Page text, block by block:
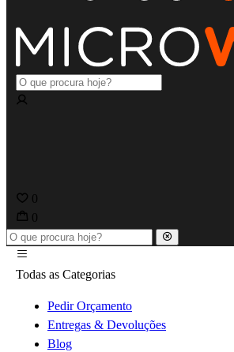
0
0
Todas as Categorias
Pedir Orçamento
Entregas & Devoluções
Blog